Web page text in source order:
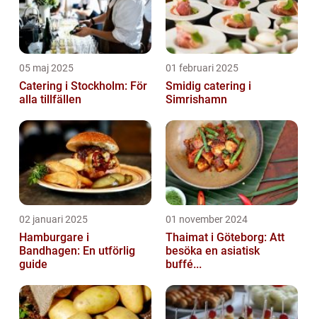
05 maj 2025
Catering i Stockholm: För
alla tillfällen
01 februari 2025
Smidig catering i
Simrishamn
02 januari 2025
Hamburgare i
Bandhagen: En utförlig
guide
01 november 2024
Thaimat i Göteborg: Att
besöka en asiatisk
buffé...